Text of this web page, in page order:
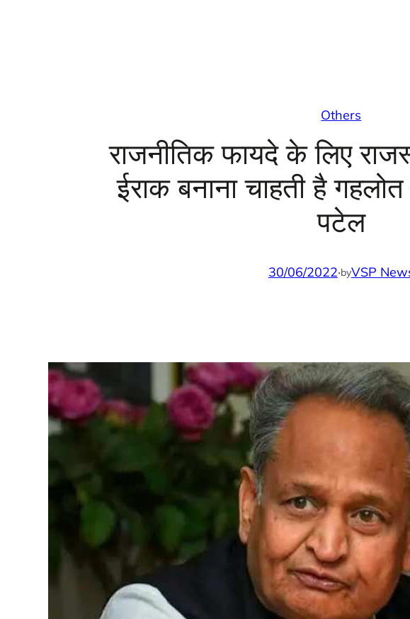
Others
राजनीतिक फायदे के लिए
ईराक बनाना चाहती है
पटेल
30/06/2022·byVSP